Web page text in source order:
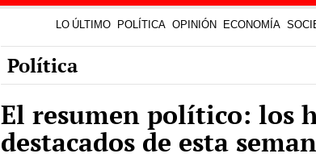
LO ÚLTIMO POLÍTICA OPINIÓN ECONOMÍA
Política
El resumen político: los
destacados de esta